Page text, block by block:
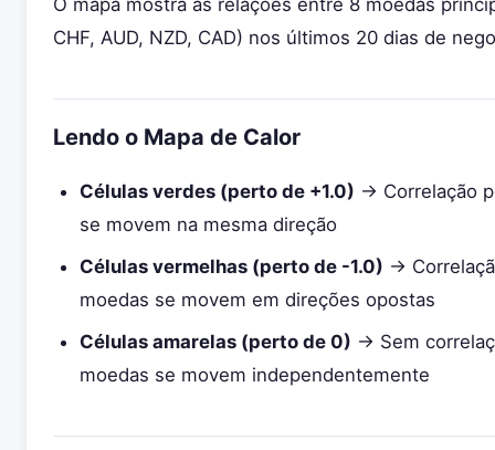
O mapa mostra as relações entre 8 moedas
CHF, AUD, NZD, CAD) nos últimos 20 dias de
Lendo o Mapa de Calor
Células verdes (perto de +1.0) → Correlação
se movem na mesma direção
Células vermelhas (perto de -1.0) →
moedas se movem em direções opostas
Células amarelas (perto de 0) → Sem
moedas se movem independentemente